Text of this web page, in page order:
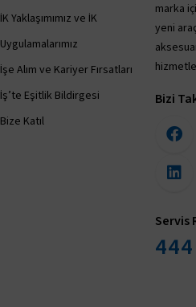
İK Yaklaşımımız ve İK
Uygulamalarımız
İşe Alım ve Kariyer Fırsatları
İş’te Eşitlik Bildirgesi
Bize Katıl
marka
yeni
Bizi
Servis